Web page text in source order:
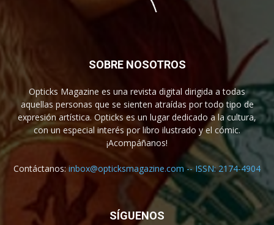
SOBRE NOSOTROS
Opticks Magazine es una revista digital dirigida a todas
aquellas personas que se sienten atraídas por todo tipo de
expresión artística. Opticks es un lugar dedicado a la cultura,
con un especial interés por libro ilustrado y el cómic.
¡Acompáñanos!
Contáctanos:inbox@opticksmagazine.com -- ISSN: 2174-4904
SÍGUENOS